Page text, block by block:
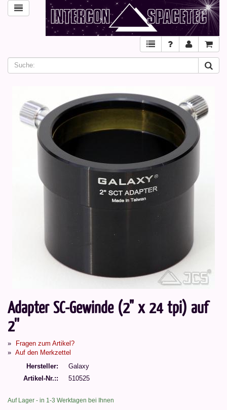
Adapter SC-Gewinde (2" x 24 tpi) auf
2''
Fragen zum Artikel?
Auf den Merkzettel
Hersteller
Galaxy
Artikel-Nr.:
510525
Auf Lager - in 1-3 Werktagen bei Ihnen